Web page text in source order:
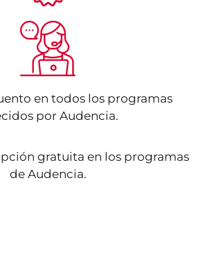
en todos los programas
por Audencia.
gratuita en los programas
de Audencia.